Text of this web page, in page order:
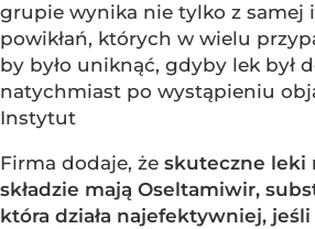
grupie wynika nie tylko z samej
powikłań, których w wielu
by było uniknąć, gdyby lek był
natychmiast po wystąpieniu
Instytut
Firma dodaje, że skuteczne leki
składzie mają Oseltamiwir,
która działa najefektywniej,